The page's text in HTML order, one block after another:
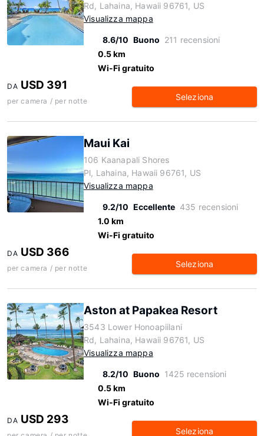
Rd, Lahaina, Hawaii 96761, US
Visualizza mappa
8.6/10 Buono 211 recensioni
0.5 km
Wi-Fi gratuito
DA USD 391
per camera / per notte Seleziona
Maui Kai
106 Kaanapali Shores
Pl, Lahaina, Hawaii 96761, US
Visualizza mappa
9.2/10 Eccellente 435 recensioni
1.0 km
Wi-Fi gratuito
DA USD 366
per camera / per notte Seleziona
Aston at Papakea Resort
3543 Lower Honoapiilani
Rd, Lahaina, Hawaii 96761, US
Visualizza mappa
8.2/10 Buono 1425 recensioni
0.5 km
Wi-Fi gratuito
DA USD 293
Seleziona